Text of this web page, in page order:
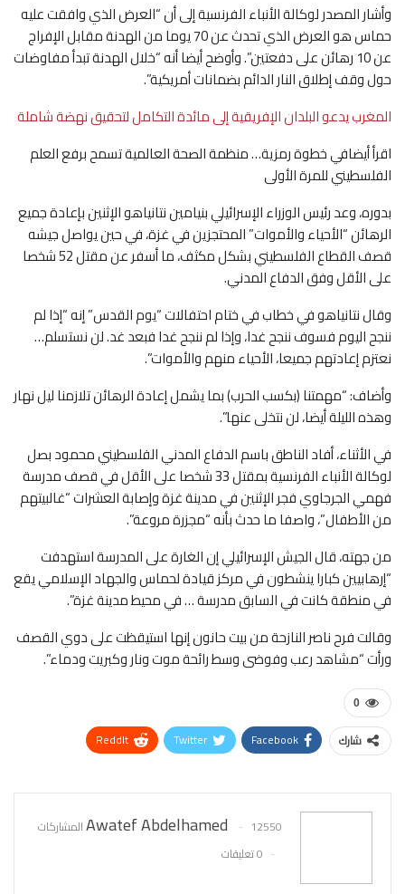
وأشار المصدر لوكالة الأنباء الفرنسية إلى أن “العرض الذي وافقت عليه
حماس هو العرض الذي تحدث عن 70 يوما من الهدنة مقابل الإفراج
عن 10 رهائن على دفعتين”. وأوضح أيضا أنه “خلال الهدنة تبدأ مفاوضات
حول وقف إطلاق النار الدائم بضمانات أمريكية”.
المغرب يدعو البلدان الإفريقية إلى مائدة التكامل لتحقيق نهضة شاملة
اقرأ أيضافي خطوة رمزية… منظمة الصحة العالمية تسمح برفع العلم
الفلسطيني للمرة الأولى
بدوره، وعد رئيس الوزراء الإسرائيلي بنيامين نتانياهو الإثنين بإعادة جميع
الرهائن “الأحياء والأموات” المحتجزين في غزة، في حين يواصل جيشه
قصف القطاع الفلسطيني بشكل مكثف، ما أسفر عن مقتل 52 شخصا
على الأقل وفق الدفاع المدني.
وقال نتانياهو في خطاب في ختام احتفالات “يوم القدس” إنه “إذا لم
ننجح اليوم فسوف ننجح غدا، وإذا لم ننجح غدا فبعد غد. لن نستسلم…
نعتزم إعادتهم جميعا، الأحياء منهم والأموات”.
وأضاف: “مهمتنا (بكسب الحرب) بما يشمل إعادة الرهائن تلازمنا ليل نهار
وهذه الليلة أيضا، لن نتخلى عنها”.
في الأثناء، أفاد الناطق باسم الدفاع المدني الفلسطيني محمود بصل
لوكالة الأنباء الفرنسية بمقتل 33 شخصا على الأقل في قصف مدرسة
فهمي الجرجاوي فجر الإثنين في مدينة غزة وإصابة العشرات “غالبيتهم
من الأطفال”، واصفا ما حدث بأنه “مجزرة مروعة”.
من جهته، قال الجيش الإسرائيلي إن الغارة على المدرسة استهدفت
“إرهابيين كبارا ينشطون في مركز قيادة لحماس والجهاد الإسلامي يقع
في منطقة كانت في السابق مدرسة … في محيط مدينة غزة”.
وقالت فرح ناصر النازحة من بيت حانون إنها استيقظت على دوي القصف
ورأت “مشاهد رعب وفوضى وسط رائحة موت ونار وكبريت ودماء”.
0
شارك Facebook
Twitter
ReddIt
Awatef Abdelhamed
12550 المشاركات
0 تعليقات